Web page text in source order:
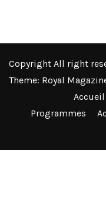
Copyright All right
Theme: Royal
Accueil
Programmes